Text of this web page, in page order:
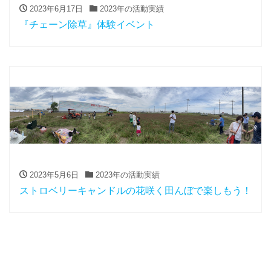
2023年6月17日 2023年の活動実績
『チェーン除草』体験イベント
2023年5月6日 2023年の活動実績
ストロベリーキャンドルの花咲く田んぼで楽しもう！